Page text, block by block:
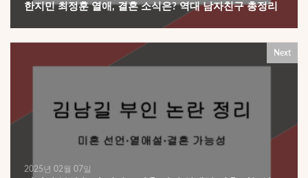
한지민 최정훈 열애, 결혼 소식은? 역대 남자친구 총정리
Next
2025년 02월 07일